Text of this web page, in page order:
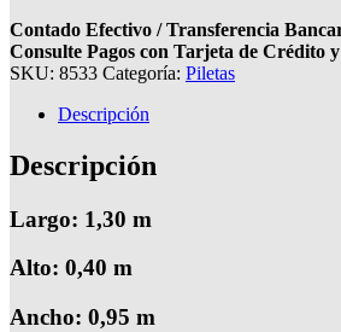
Contado Efectivo / Transferencia
Consulte Pagos con Tarjeta de Crédito
SKU: 8533 Categoría: Piletas
Descripción
Descripción
Largo: 1,30 m
Alto: 0,40 m
Ancho: 0,95 m